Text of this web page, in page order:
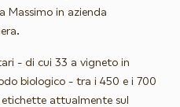
Massimo in azienda
- di cui 33 a vigneto in
biologico - tra i 450 e i 700
etichette attualmente sul